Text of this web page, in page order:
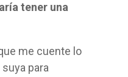
tener una
me cuente lo
para